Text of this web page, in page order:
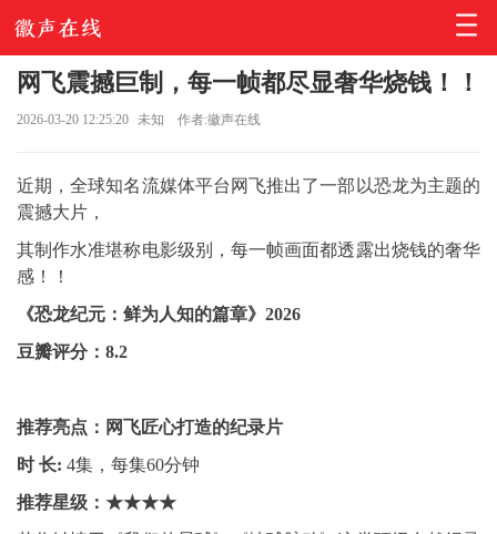
网飞震撼巨制，每一帧都尽显奢华烧钱！！
2026-03-20 12:25:20 未知 作者:徽声在线
近期，全球知名流媒体平台网飞推出了一部以恐龙为主题的
震撼大片，
其制作水准堪称电影级别，每一帧画面都透露出烧钱的奢华
感！！
《恐龙纪元：鲜为人知的篇章》2026
豆瓣评分：8.2
推荐亮点：网飞匠心打造的纪录片
时 长: 4集，每集60分钟
推荐星级： ★★★★